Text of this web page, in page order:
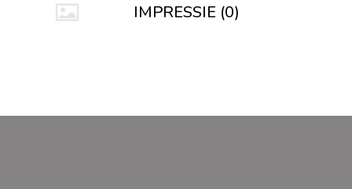
IMPRESSIE (0)